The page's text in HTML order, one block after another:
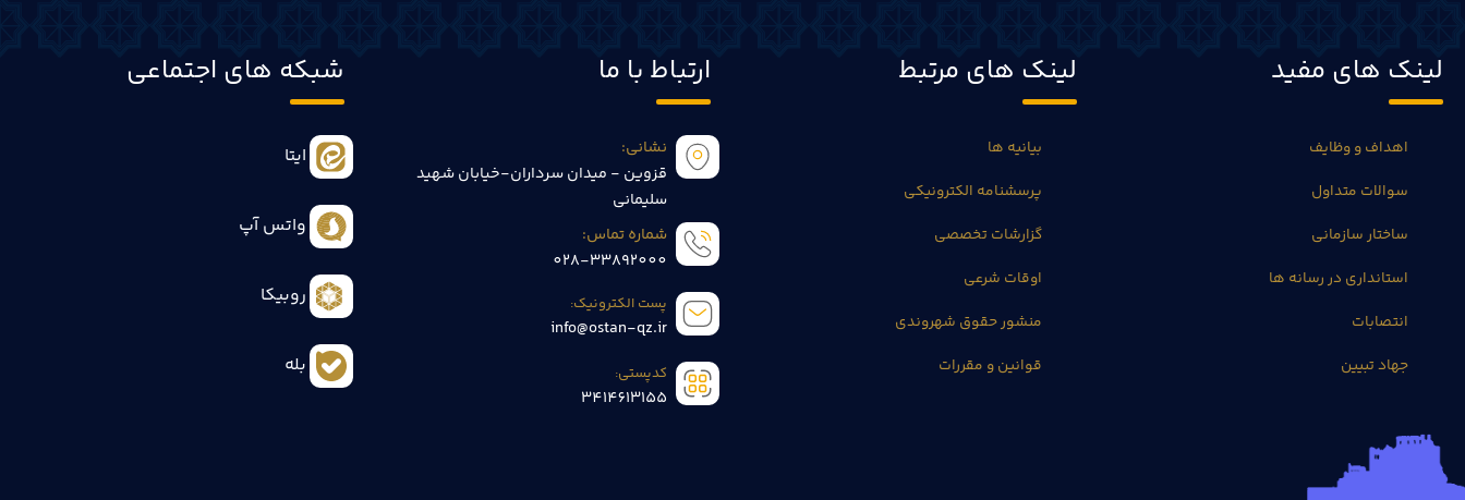
لینک های مفید
اهداف و وظایف
سوالات متداول
ساختار سازمانی
استانداری در رسانه ها
انتصابات
جهاد تبیین
لینک های مرتبط
بیانیه ها
پرسشنامه الکترونیکی
گزارشات تخصصی
اوقات شرعی
منشور حقوق شهروندی
قوانین و مقررات
ارتباط با ما
نشانی:
قزوین - میدان سرداران-خیابان شهید
سلیمانی
شماره تماس:
028-33892000
پست الکترونیک:
info@ostan-qz.ir
کدپستی:
3414613155
شبکه های اجتماعی
ایتا
واتس آپ
روبیکا
بله